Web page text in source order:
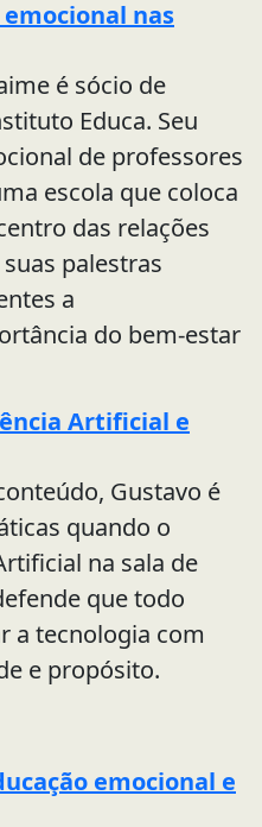
emocional nas
é sócio de
Educa. Seu
de professores
escola que coloca
das relações
palestras
a
do bem-estar
Artificial e
Gustavo é
quando o
na sala de
que todo
a tecnologia com
e propósito.
emocional e